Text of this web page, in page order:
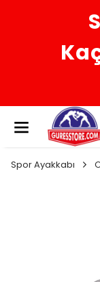
Spor Ayakkabı